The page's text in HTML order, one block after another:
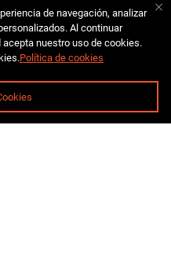
de navegación, analizar
Al continuar
acepta nuestro uso de cookies.
Política de cookies